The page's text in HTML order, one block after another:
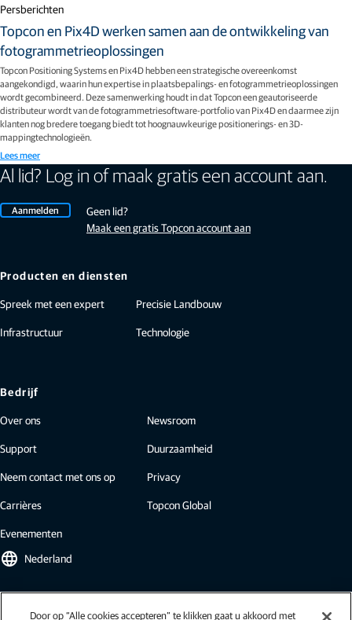
Persberichten
Topcon en Pix4D werken samen aan de ontwikkeling van
fotogrammetrieoplossingen
Topcon Positioning Systems en Pix4D hebben een strategische overeenkomst
aangekondigd, waarin hun expertise in plaatsbepalings- en fotogrammetrieoplossingen
wordt gecombineerd. Deze samenwerking houdt in dat Topcon een geautoriseerde
distributeur wordt van de fotogrammetriesoftware-portfolio van Pix4D en daarmee zijn
klanten nog bredere toegang biedt tot hoognauwkeurige positionerings- en 3D-
mappingtechnologieën.
Lees meer
Al lid? Log in of maak gratis een account aan.
Aanmelden
Geen lid?
Maak een gratis Topcon account aan
Producten en diensten
Spreek met een expert
Infrastructuur
Precisie Landbouw
Technologie
Bedrijf
Over ons
Support
Neem contact met ons op
Carrières
Evenementen
Newsroom
Duurzaamheid
Privacy
Topcon Global
language Nederland
Door op “Alle cookies accepteren” te klikken gaat u akkoord met